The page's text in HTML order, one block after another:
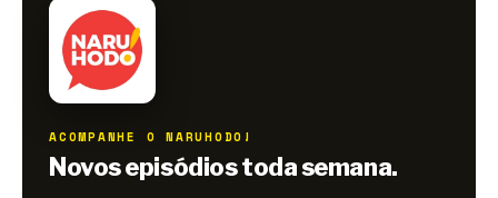
ACOMPANHE O NARUHODO!
Novos episódios toda semana.